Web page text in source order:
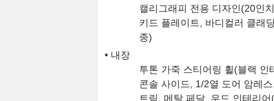
캘리그래피 전용 디자인(20인
키드 플레이트, 바디컬러 클래
종)
내장
투톤 가죽 스티어링 휠(블랙 인
콘솔 사이드, 1/2열 도어 암레
트림, 메탈 페달, 우드 인테리